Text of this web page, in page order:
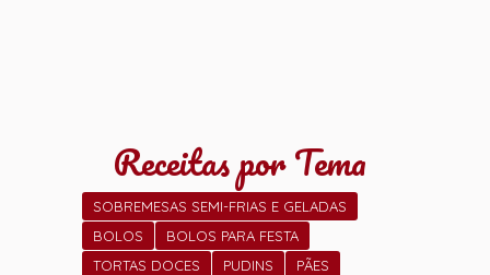
Receitas por Tema
SOBREMESAS SEMI-FRIAS E GELADAS
BOLOS
BOLOS PARA FESTA
TORTAS DOCES
PUDINS
PÃES